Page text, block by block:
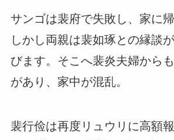
サンゴは裴府で失敗し、家に帰
しかし両親は裴如琢との縁談
びます。そこへ裴炎夫婦から
があり、家中が混乱。
裴行俭は再度リュウリに高額